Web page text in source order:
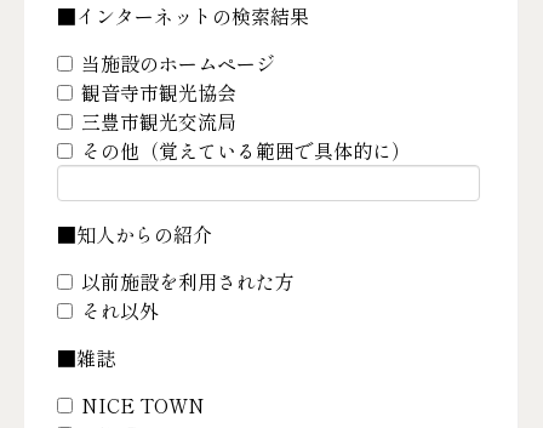
■インターネットの検索結果
当施設のホームページ
観音寺市観光協会
三豊市観光交流局
その他（覚えている範囲で具体的に）
■知人からの紹介
以前施設を利用された方
それ以外
■雑誌
NICE TOWN